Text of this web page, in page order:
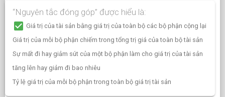
“Nguyên tắc đóng góp” được hiểu là:
check_box Giá trị của tài sản bằng giá trị của toàn bộ các bộ phận cộng lại
Giá trị của mỗi bộ phận chiếm trong tổng trị giá của toàn bộ tài sản
Sự mất đi hay giảm sút của một bộ phận làm cho giá trị của tài sản
tăng lên hay giảm đi bao nhiêu
Tỷ lệ giá trị của mỗi bộ phận trong toàn bộ giá trị tài sản